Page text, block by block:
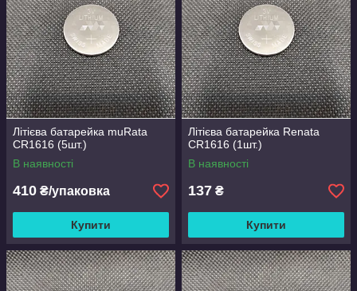
Літієва батарейка muRata
CR1616 (5шт.)
В наявності
410 ₴/упаковка
Купити
Літієва батарейка Renata
CR1616 (1шт.)
В наявності
137 ₴
Купити